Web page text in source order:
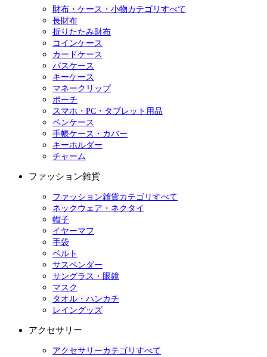
財布・ケース・小物カテゴリすべて
長財布
折りたたみ財布
コインケース
カードケース
パスケース
キーケース
マネークリップ
ポーチ
スマホ・PC・タブレット用品
ペンケース
手帳ケース・カバー
キーホルダー
チャーム
ファッション雑貨
ファッション雑貨カテゴリすべて
ネックウェア・ネクタイ
帽子
イヤーマフ
手袋
ベルト
サスペンダー
サングラス・眼鏡
マスク
タオル・ハンカチ
レイングッズ
アクセサリー
アクセサリーカテゴリすべて